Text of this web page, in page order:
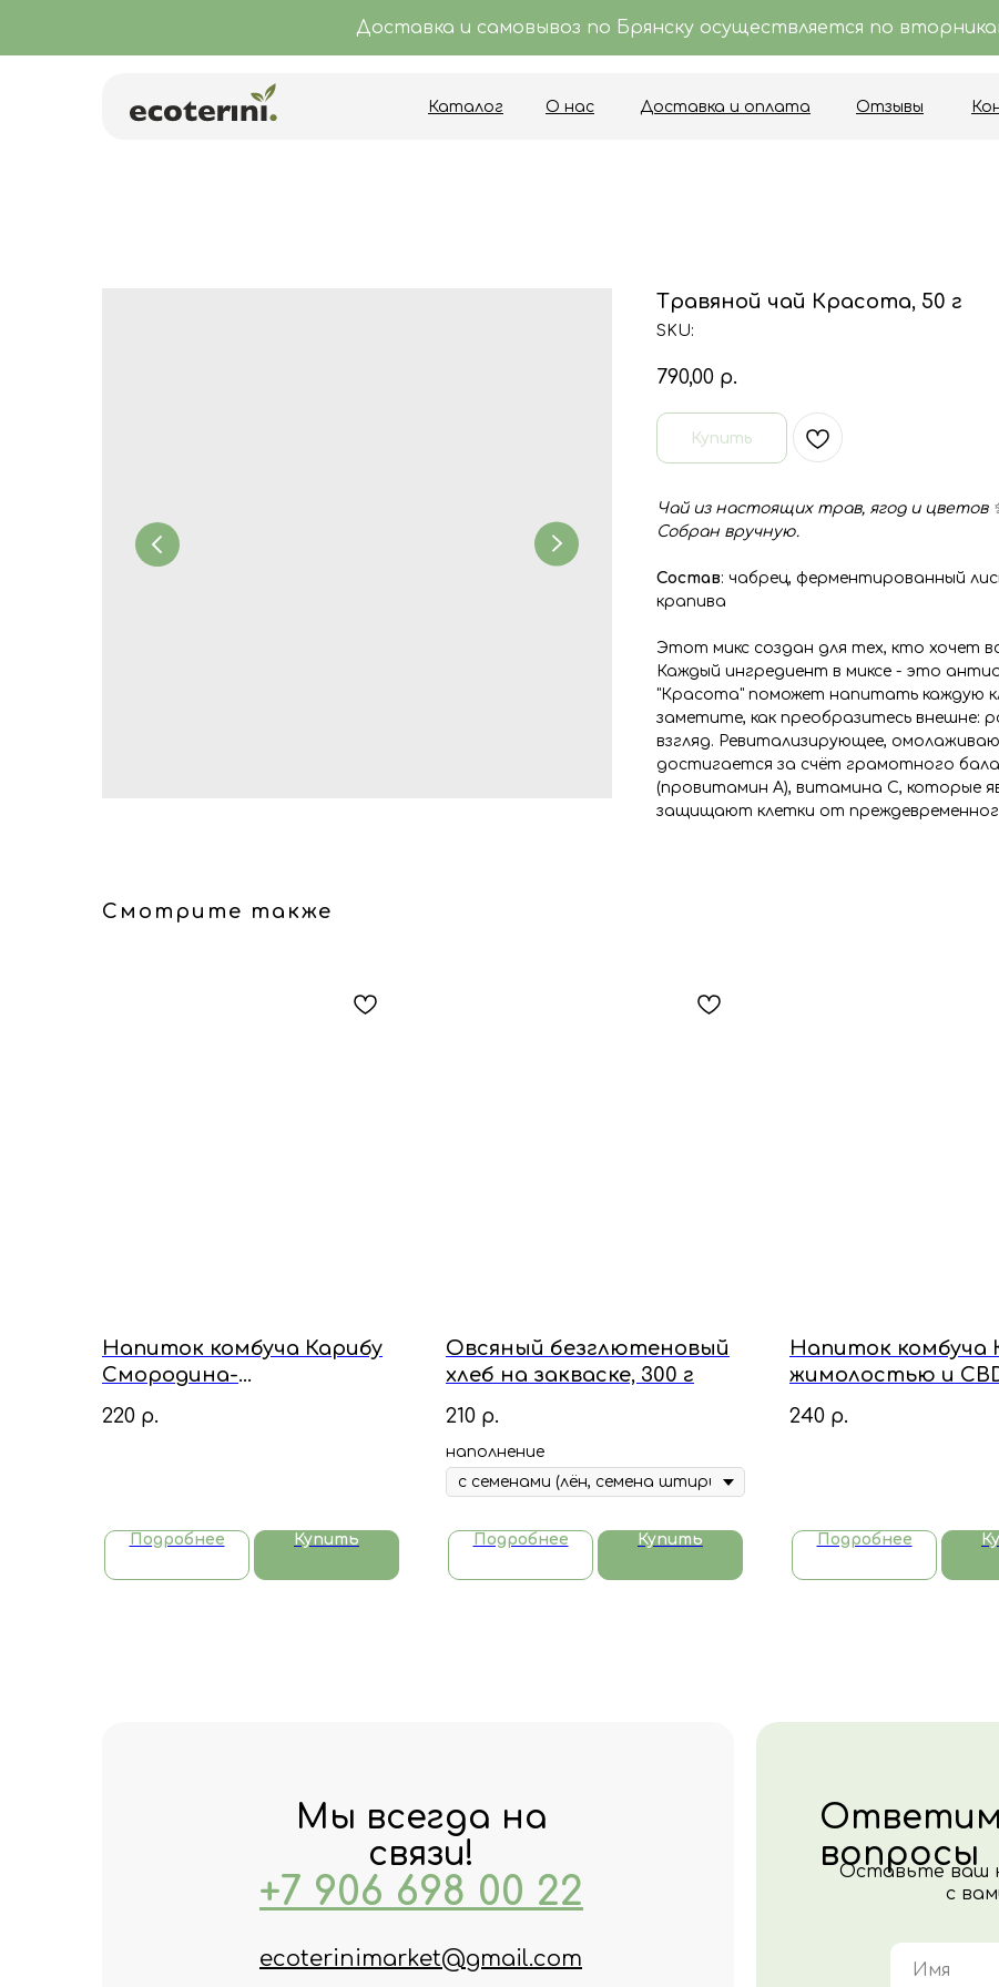
Доставка и самовывоз по Брянску осуществляется по
Отзывы
Доставка и оплата
О нас
Каталог
Травяной чай Красота, 50 г
SKU:
790,00 р.
Купить
Чай из настоящих трав, ягод и цветов
Собран вручную.
Состав: чабрец, ферментированный
крапива
Этот микс создан для тех, кто хочет
Каждый ингредиент в миксе - это
"Красота" поможет напитать каждую
заметите, как преобразитесь внешне:
взгляд. Ревитализирующее,
достигается за счёт грамотного
(провитамин А), витамина С, которые
защищают клетки от
Смотрите также
Напиток комбуча Карибу
Смородина-
220 р.
Подробнее Купить
Овсяный безглютеновый
хлеб на закваске, 300 г
210 р.
наполнение
Подробнее Купить
Напиток комбуча
жимолостью и
240 р.
Подробнее
+7 906 698 00 22
ecoterinimarket@gmail.com
Мы всегда на
связи!
вопросы
Оставьте ваш
с